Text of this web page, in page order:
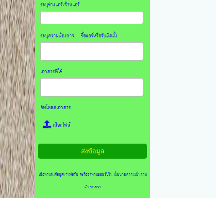
ระบุช่างแอร์/ร้านแอร์
ระบุความต้องการ ซื้อแอร์หรือรับติดตั้ง
เอกสารที่ใช้
อัพโหลดเอกสาร
เลือกไฟล์
เมื่อท่านส่งข้อมูลผ่านฟอร์ม จะถือว่าท่านยอมรับในนโยบายความเป็นส่วน
ตัว ของเรา